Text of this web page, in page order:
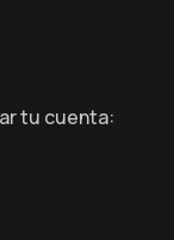
tu cuenta: